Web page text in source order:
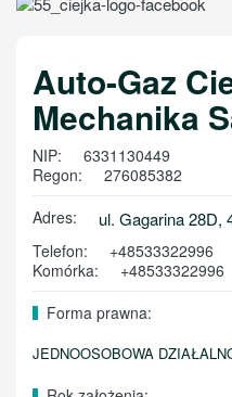
Auto-Gaz
Mechanika
NIP:
6331130449
Regon:
276085382
Adres:
ul. Gagarina 28D,
Telefon:
+48533322996
Komórka:
+48533322996
Forma prawna:
JEDNOOSOBOWA